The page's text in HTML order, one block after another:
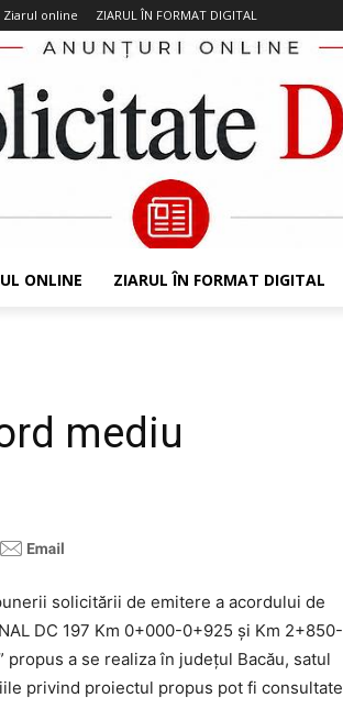
Ziarul online ZIARUL ÎN FORMAT DIGITAL
ONLINE ZIARUL ÎN FORMAT DIGITAL
mediu
solicitării de emitere a acordului de
DC 197 Km 0+000-0+925 și Km 2+850-
a se realiza în județul Bacău, satul
privind proiectul propus pot fi consultate